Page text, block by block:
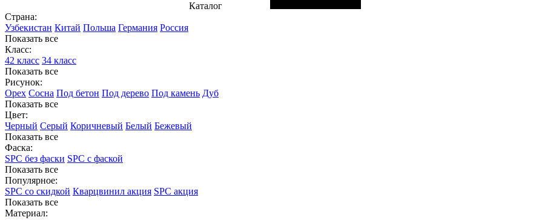
Каталог
Страна:
Узбекистан Китай Польша Германия Россия
Показать все
Класс:
42 класс 34 класс
Показать все
Рисунок:
Орех Сосна Под бетон Под дерево Под камень Дуб
Показать все
Цвет:
Черный Серый Коричневый Белый Бежевый
Показать все
Фаска:
SPC без фаски SPC с фаской
Показать все
Популярное:
SPC со скидкой Кварцвинил акция SPC акция
Показать все
Материал: